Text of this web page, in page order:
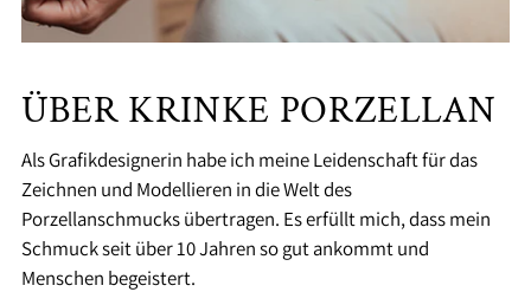
ÜBER KRINKE PORZELLAN
Als Grafikdesignerin habe ich meine Leidenschaft für das
Zeichnen und Modellieren in die Welt des
Porzellanschmucks übertragen. Es erfüllt mich, dass mein
Schmuck seit über 10 Jahren so gut ankommt und
Menschen begeistert.